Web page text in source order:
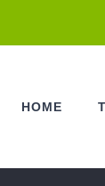
HOME